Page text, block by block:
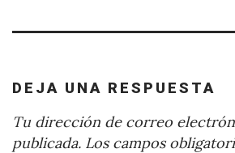
DEJA UNA RESPUESTA
Tu dirección de correo
publicada. Los campos